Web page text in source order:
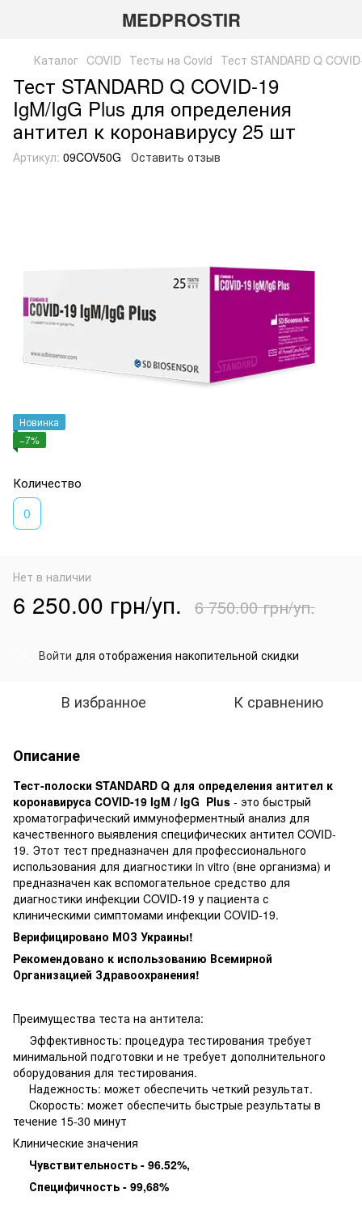
MEDPROSTIR
Каталог COVID Тесты на Covid Тест STANDARD Q
Тест STANDARD Q COVID-19
IgM/IgG Plus для определения
антител к коронавирусу 25 шт
Артикул: 09COV50G Оставить отзыв
Новинка
−7%
Количество
0
Нет в наличии
6 250.00 грн/уп. 6 750.00 грн/уп.
Войти для отображения накопительной скидки
В избранное К сравнению
Описание
Тест-полоски STANDARD Q для определения антител к
коронавируса COVID-19 IgM / IgG Plus - это быстрый
хроматографический иммуноферментный анализ для
качественного выявления специфических антител COVID-
19. Этот тест предназначен для профессионального
использования для диагностики in vitro (вне организма) и
предназначен как вспомогательное средство для
диагностики инфекции COVID-19 у пациента с
клиническими симптомами инфекции COVID-19.
Верифицировано МОЗ Украины!
Рекомендовано к использованию Всемирной
Организацией Здравоохранения!
Преимущества теста на антитела:
Эффективность: процедура тестирования требует
минимальной подготовки и не требует дополнительного
оборудования для тестирования.
Надежность: может обеспечить четкий результат.
Скорость: может обеспечить быстрые результаты в
течение 15-30 минут
Клинические значения
Чувствительность - 96.52%,
Специфичность - 99,68%